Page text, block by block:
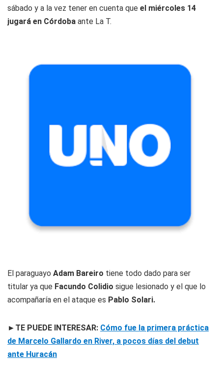
sábado y a la vez tener en cuenta que el miércoles 14
jugará en Córdoba ante La T.
El paraguayo Adam Bareiro tiene todo dado para ser
titular ya que Facundo Colidio sigue lesionado y el que lo
acompañaría en el ataque es Pablo Solari.
►TE PUEDE INTERESAR: Cómo fue la primera práctica
de Marcelo Gallardo en River, a pocos días del debut
ante Huracán